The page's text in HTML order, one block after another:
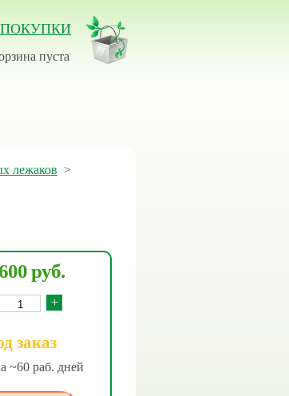
пуста
лежаков >
руб.
+
заказ
~60 раб. дней